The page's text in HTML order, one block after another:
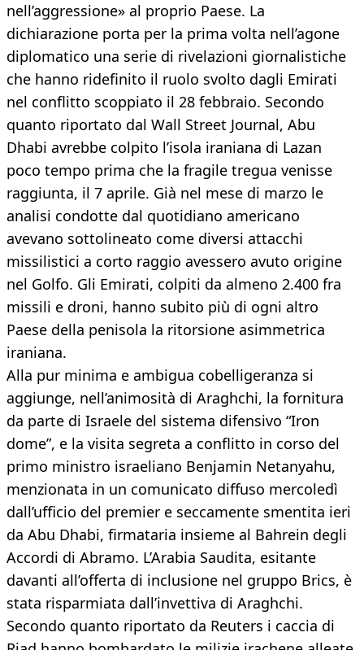
nell’aggressione» al proprio Paese. La
dichiarazione porta per la prima volta nell’agone
diplomatico una serie di rivelazioni giornalistiche
che hanno ridefinito il ruolo svolto dagli Emirati
nel conflitto scoppiato il 28 febbraio. Secondo
quanto riportato dal Wall Street Journal, Abu
Dhabi avrebbe colpito l’isola iraniana di Lazan
poco tempo prima che la fragile tregua venisse
raggiunta, il 7 aprile. Già nel mese di marzo le
analisi condotte dal quotidiano americano
avevano sottolineato come diversi attacchi
missilistici a corto raggio avessero avuto origine
nel Golfo. Gli Emirati, colpiti da almeno 2.400 fra
missili e droni, hanno subito più di ogni altro
Paese della penisola la ritorsione asimmetrica
iraniana.
Alla pur minima e ambigua cobelligeranza si
aggiunge, nell’animosità di Araghchi, la fornitura
da parte di Israele del sistema difensivo “Iron
dome”, e la visita segreta a conflitto in corso del
primo ministro israeliano Benjamin Netanyahu,
menzionata in un comunicato diffuso mercoledì
dall’ufficio del premier e seccamente smentita ieri
da Abu Dhabi, firmataria insieme al Bahrein degli
Accordi di Abramo. L’Arabia Saudita, esitante
davanti all’offerta di inclusione nel gruppo Brics, è
stata risparmiata dall’invettiva di Araghchi.
Secondo quanto riportato da Reuters i caccia di